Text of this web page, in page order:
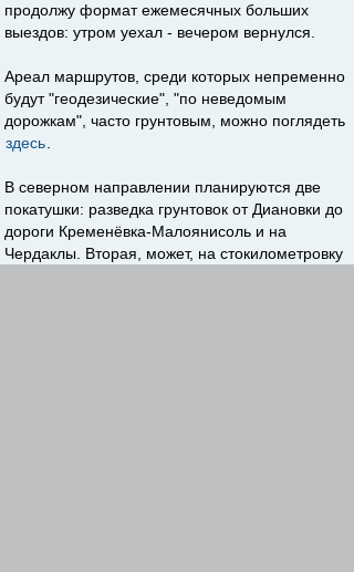
продолжу формат ежемесячных больших
выездов: утром уехал - вечером вернулся.
Ареал маршрутов, среди которых непременно
будут "геодезические", "по неведомым
дорожкам", часто грунтовым, можно поглядеть
здесь
В северном направлении планируются две
покатушки: разведка грунтовок от Диановки до
дороги Кременёвка-Малоянисоль и на
Чердаклы. Вторая, может, на стокилометровку